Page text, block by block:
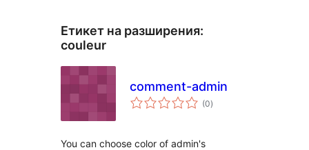
Етикет на разширения:
couleur
comment-admin
(0общо
оценки
)
You can choose color of admin's